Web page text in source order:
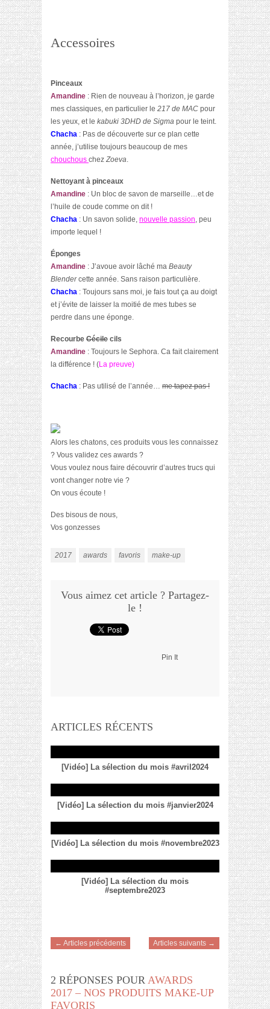
Accessoires
Pinceaux
Amandine : Rien de nouveau à l’horizon, je garde
mes classiques, en particulier le 217 de MAC pour
les yeux, et le kabuki 3DHD de Sigma pour le teint.
Chacha : Pas de découverte sur ce plan cette
année, j’utilise toujours beaucoup de mes
chouchous chez Zoeva.
Nettoyant à pinceaux
Amandine : Un bloc de savon de marseille…et de
l’huile de coude comme on dit !
Chacha : Un savon solide, nouvelle passion, peu
importe lequel !
Éponges
Amandine : J’avoue avoir lâché ma Beauty
Blendercette année. Sans raison particulière.
Chacha : Toujours sans moi, je fais tout ça au doigt
et j’évite de laisser la moitié de mes tubes se
perdre dans une éponge.
Recourbe Cécile cils
Amandine : Toujours le Sephora. Ca fait clairement
la différence ! (La preuve)
Chacha : Pas utilisé de l’année… me tapez pas !
Alors les chatons, ces produits vous les connaissez
? Vous validez ces awards ?
Vous voulez nous faire découvrir d’autres trucs qui
vont changer notre vie ?
On vous écoute !
Des bisous de nous,
Vos gonzesses
2017 awards favoris make-up
Vous aimez cet article ? Partagez-
le !
Pin It
ARTICLES RÉCENTS
[Vidéo] La sélection du mois #avril2024
[Vidéo] La sélection du mois #janvier2024
[Vidéo] La sélection du mois #novembre2023
[Vidéo] La sélection du mois
#septembre2023
← Articles précédents Articles suivants →
2 RÉPONSES POUR AWARDS
2017 – NOS PRODUITS MAKE-UP
FAVORIS